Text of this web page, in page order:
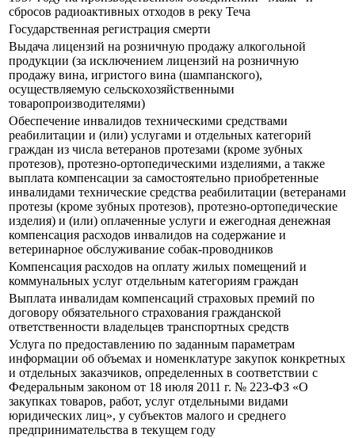
сбросов радиоактивных отходов в реку Теча
Государственная регистрация смерти
Выдача лицензий на розничную продажу алкогольной
продукции (за исключением лицензий на розничную
продажу вина, игристого вина (шампанского),
осуществляемую сельскохозяйственными
товаропроизводителями)
Обеспечение инвалидов техническими средствами
реабилитации и (или) услугами и отдельных категорий
граждан из числа ветеранов протезами (кроме зубных
протезов), протезно-ортопедическими изделиями, а также
выплата компенсации за самостоятельно приобретенные
инвалидами технические средства реабилитации (ветеранами
протезы (кроме зубных протезов), протезно-ортопедические
изделия) и (или) оплаченные услуги и ежегодная денежная
компенсация расходов инвалидов на содержание и
ветеринарное обслуживание собак-проводников
Компенсация расходов на оплату жилых помещений и
коммунальных услуг отдельным категориям граждан
Выплата инвалидам компенсаций страховых премий по
договору обязательного страхования гражданской
ответственности владельцев транспортных средств
Услуга по предоставлению по заданным параметрам
информации об объемах и номенклатуре закупок конкретных
и отдельных заказчиков, определенных в соответствии с
Федеральным законом от 18 июля 2011 г. № 223-ФЗ «О
закупках товаров, работ, услуг отдельными видами
юридических лиц», у субъектов малого и среднего
предпринимательства в текущем году